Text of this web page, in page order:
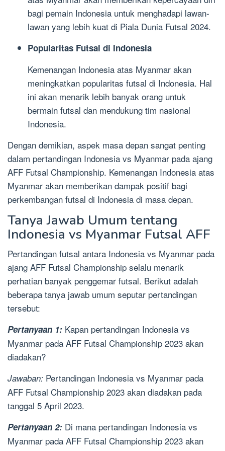
bagi pemain Indonesia untuk menghadapi lawan-
lawan yang lebih kuat di Piala Dunia Futsal 2024.
Popularitas Futsal di Indonesia
Kemenangan Indonesia atas Myanmar akan
meningkatkan popularitas futsal di Indonesia. Hal
ini akan menarik lebih banyak orang untuk
bermain futsal dan mendukung tim nasional
Indonesia.
Dengan demikian, aspek masa depan sangat penting
dalam pertandingan Indonesia vs Myanmar pada ajang
AFF Futsal Championship. Kemenangan Indonesia atas
Myanmar akan memberikan dampak positif bagi
perkembangan futsal di Indonesia di masa depan.
Tanya Jawab Umum tentang
Indonesia vs Myanmar Futsal AFF
Pertandingan futsal antara Indonesia vs Myanmar pada
ajang AFF Futsal Championship selalu menarik
perhatian banyak penggemar futsal. Berikut adalah
beberapa tanya jawab umum seputar pertandingan
tersebut:
Pertanyaan 1: Kapan pertandingan Indonesia vs
Myanmar pada AFF Futsal Championship 2023 akan
diadakan?
Jawaban: Pertandingan Indonesia vs Myanmar pada
AFF Futsal Championship 2023 akan diadakan pada
tanggal 5 April 2023.
Pertanyaan 2: Di mana pertandingan Indonesia vs
Myanmar pada AFF Futsal Championship 2023 akan